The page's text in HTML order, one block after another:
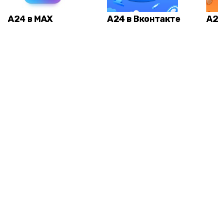
А24 в MAX А24 в Вконтакте